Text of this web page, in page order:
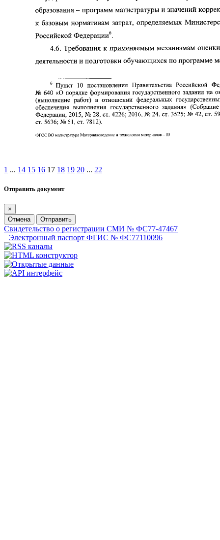
1 ... 14 15 16 17 18 19 20 ... 22
Отправить документ
×
Отмена
Отправить
Свидетельство о регистрации СМИ № ФС77-47467
Электронный паспорт ФГИС № ФС77110096